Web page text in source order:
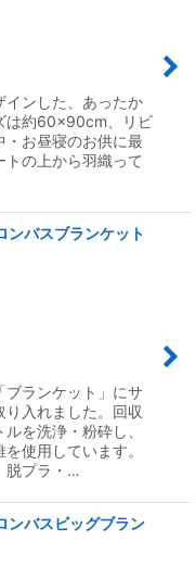
インした、あったか
は約60×90cm、リビ
・お昼寝のお供に最
の上から羽織って
ンバスブランケット
ブランケット」にサ
り入れました。回収
を洗浄・粉砕し、
使用しています。
脱プラ・…
ンバスビッグブラン